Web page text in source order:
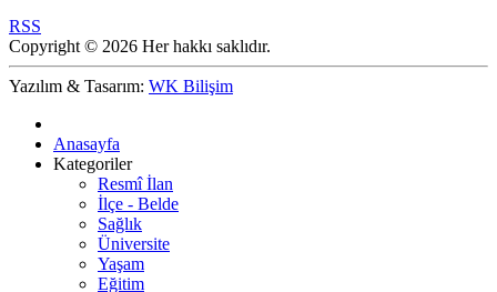
RSS
Copyright © 2026 Her hakkı saklıdır.
Yazılım & Tasarım: WK Bilişim
Anasayfa
Kategoriler
Resmî İlan
İlçe - Belde
Sağlık
Üniversite
Yaşam
Eğitim